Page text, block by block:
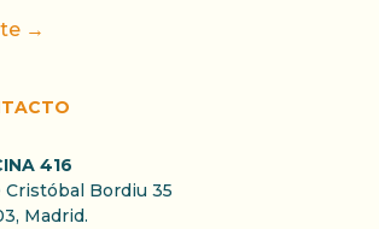
→
416
Cristóbal Bordiu 35
Madrid.